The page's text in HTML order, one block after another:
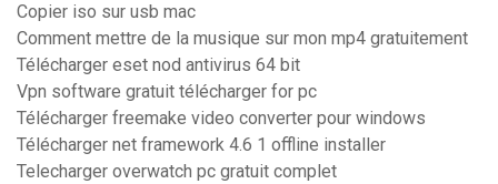
Copier iso sur usb mac
Comment mettre de la musique sur mon mp4 gratuitement
Télécharger eset nod antivirus 64 bit
Vpn software gratuit télécharger for pc
Télécharger freemake video converter pour windows
Télécharger net framework 4.6 1 offline installer
Telecharger overwatch pc gratuit complet